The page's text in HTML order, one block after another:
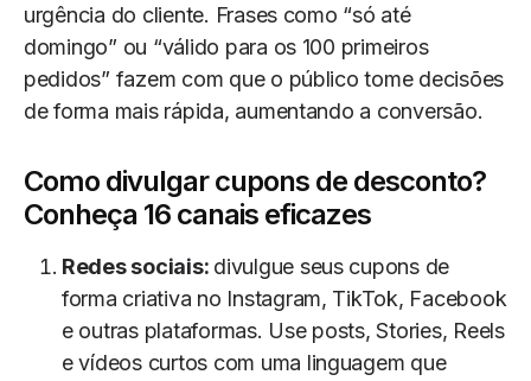
urgência do cliente. Frases como “só até
domingo” ou “válido para os 100 primeiros
pedidos” fazem com que o público tome decisões
de forma mais rápida, aumentando a conversão.
Como divulgar cupons de desconto?
Conheça 16 canais eficazes
Redes sociais: divulgue seus cupons de
forma criativa no Instagram, TikTok, Facebook
e outras plataformas. Use posts, Stories, Reels
e vídeos curtos com uma linguagem que